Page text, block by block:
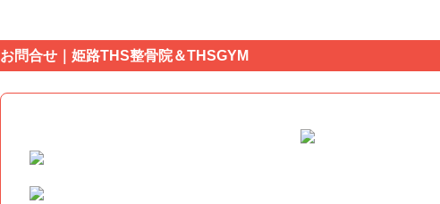
お問合せ｜姫路THS整骨院＆THSGYM